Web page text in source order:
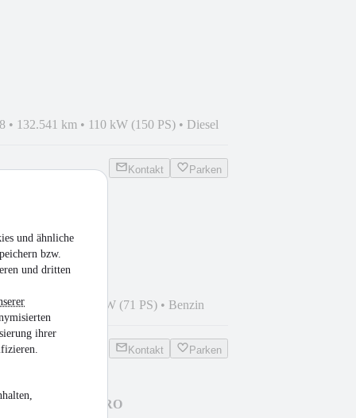
und ähnliche
bzw.
und dritten
ihrer
• 132.541 km • 110 kW (150 PS) • Diesel
Kontakt Parken
•89.193 km 52 kW (71 PS) • Benzin
Kontakt Parken
L2H2 3,5t PRO